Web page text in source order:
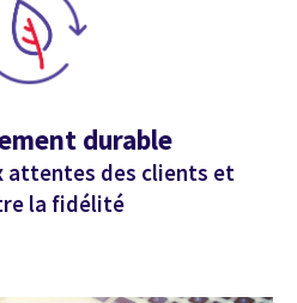
durable
attentes des clients et
la fidélité